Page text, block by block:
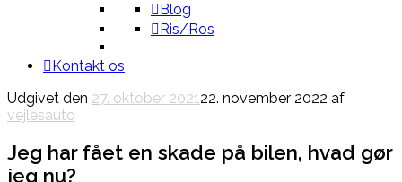
Blog
Ris/Ros
Kontakt os
Udgivet den 27. oktober 202122. november 2022 af
vejlesauto
Jeg har fået en skade på bilen, hvad gør
jeg nu?